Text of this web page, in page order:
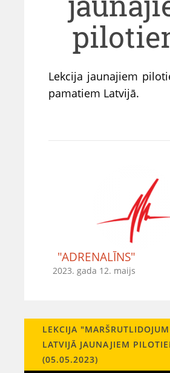
Lekcija jaunajiem
pamatiem Latvijā.
"ADRENALĪNS"
2023. gada 12. maijs
LEKCIJA
LATVIJĀ JAUNAJIEM
(05.05.2023)